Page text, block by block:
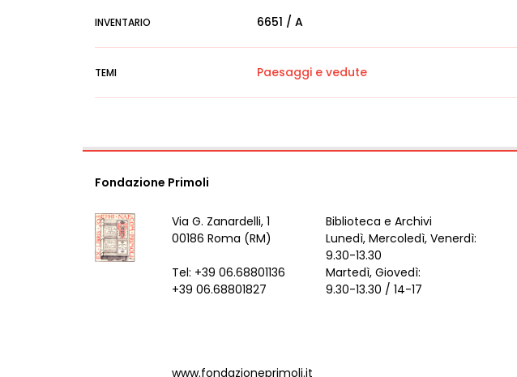
INVENTARIO 6651 / A
TEMI Paesaggi e vedute
Fondazione Primoli
Via G. Zanardelli, 1
00186 Roma (RM)
Tel: +39 06.68801136
+39 06.68801827
Biblioteca e Archivi
Lunedì, Mercoledì, Venerdì:
9.30-13.30
Martedì, Giovedì:
9.30-13.30 / 14-17
www.fondazioneprimoli.it